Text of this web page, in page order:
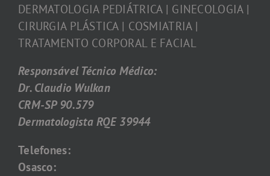
DERMATOLOGIA PEDIÁTRICA | GINECOLOGIA |
CIRURGIA PLÁSTICA | COSMIATRIA |
TRATAMENTO CORPORAL E FACIAL
Responsável Técnico Médico:
Dr. Claudio Wulkan
CRM-SP 90.579
Dermatologista RQE 39944
Telefones:
Osasco: